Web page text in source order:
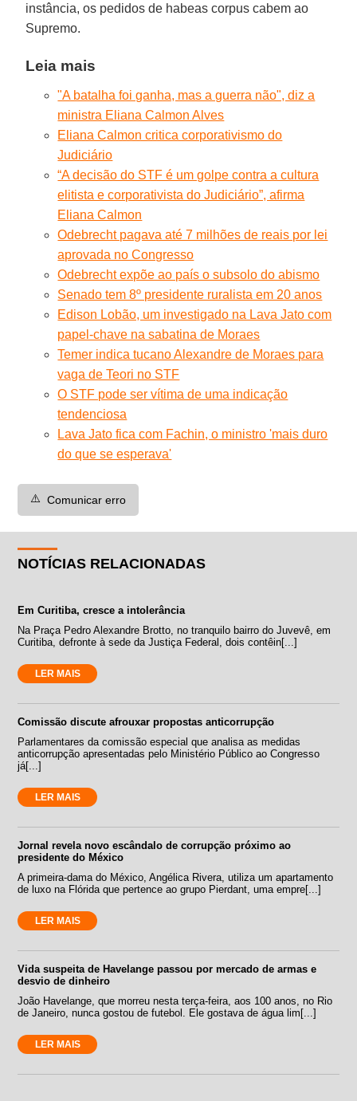
instância, os pedidos de habeas corpus cabem ao
Supremo.
Leia mais
"A batalha foi ganha, mas a guerra não", diz a
ministra Eliana Calmon Alves
Eliana Calmon critica corporativismo do
Judiciário
“A decisão do STF é um golpe contra a cultura
elitista e corporativista do Judiciário”, afirma
Eliana Calmon
Odebrecht pagava até 7 milhões de reais por lei
aprovada no Congresso
Odebrecht expõe ao país o subsolo do abismo
Senado tem 8º presidente ruralista em 20 anos
Edison Lobão, um investigado na Lava Jato com
papel-chave na sabatina de Moraes
Temer indica tucano Alexandre de Moraes para
vaga de Teori no STF
O STF pode ser vítima de uma indicação
tendenciosa
Lava Jato fica com Fachin, o ministro 'mais duro
do que se esperava'
⚠️ Comunicar erro
NOTÍCIAS RELACIONADAS
Em Curitiba, cresce a intolerância
Na Praça Pedro Alexandre Brotto, no tranquilo bairro do Juvevê, em
Curitiba, defronte à sede da Justiça Federal, dois contêin[...]
LER MAIS
Comissão discute afrouxar propostas anticorrupção
Parlamentares da comissão especial que analisa as medidas
anticorrupção apresentadas pelo Ministério Público ao Congresso
já[...]
LER MAIS
Jornal revela novo escândalo de corrupção próximo ao
presidente do México
A primeira-dama do México, Angélica Rivera, utiliza um apartamento
de luxo na Flórida que pertence ao grupo Pierdant, uma empre[...]
LER MAIS
Vida suspeita de Havelange passou por mercado de armas e
desvio de dinheiro
João Havelange, que morreu nesta terça-feira, aos 100 anos, no Rio
de Janeiro, nunca gostou de futebol. Ele gostava de água lim[...]
LER MAIS